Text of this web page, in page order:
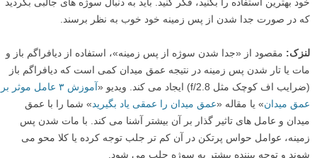
کنید، آن وقت باید از پای خود استفاده کنید – در اینجا متاسفانه هیچ راه
میانبری وجود ندارد!
اگر لنز پرایم ندارید، یک فاصله کانونی را روی لنز زوم خود انتخاب کرده و
فقط با آن کار کنید. بعد از گرفتن هر چند عکس بررسی کنید تا مطمئن شوید
که فاصله کانونی جابجا نشده باشد.
۳ و حالا همین کار را انجام دهید، اما این بار با دیافراگم